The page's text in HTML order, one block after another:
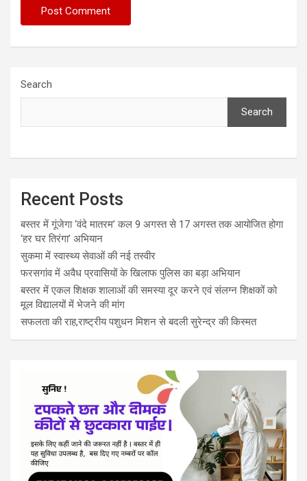
Search
Search
Recent Posts
बस्तर में गूंजेगा ‘वंदे मातरम’ कल 9 अगस्त से 17 अगस्त तक आयोजित होगा
‘हर घर तिरंगा’ अभियान
सुकमा में स्वास्थ्य सेवाओं की नई तस्वीर
फरसगांव में अवैध प्रवासियों के खिलाफ पुलिस का बड़ा अभियान
बस्तर में एकल शिक्षक शालाओं की समस्या दूर करने एवं संलग्न शिक्षकों को
मूल विद्यालयों में भेजने की मांग
सफलता की राह,राष्ट्रीय पशुधन मिशन से बदली सुरेन्द्र की किस्मत